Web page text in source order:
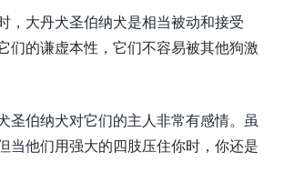
，大丹犬圣伯纳犬是相当被动和接受
们的谦虚本性，它们不容易被其他狗激
圣伯纳犬对它们的主人非常有感情。虽
当他们用强大的四肢压住你时，你还是